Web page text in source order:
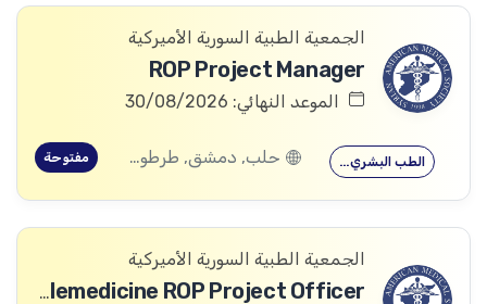
الجمعية الطبية السورية الأميركية
ROP Project Manager
الموعد النهائي: 30/08/2026
الطب البشري… حلب, دمشق, طرطوس, ريف دمشق, ديرالزور, درعا, السويداء, إدلب, القنيطرة, اللاذقية, الرقة, حمص, الحسكة, حماة مفتوحة
الجمعية الطبية السورية الأميركية
Telemedicine ROP Project Officer